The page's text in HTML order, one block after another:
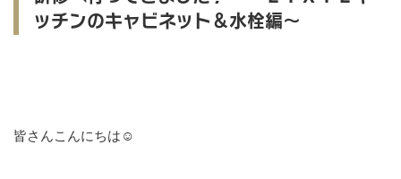
ッチンのキャビネット＆水栓編～
皆さんこんにちは☺